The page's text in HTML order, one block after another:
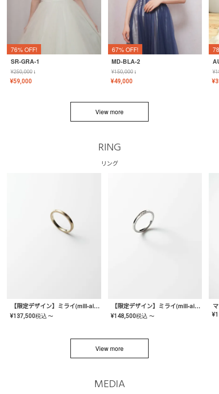
76% OFF!
SR-GRA-1
¥250,000↓
¥59,000
67% OFF!
MD-BLA-2
¥150,000↓
¥49,000
¥
¥
View more
RING
リング
【限定デザイン】ミライ(mill-ai)リング
¥137,500税込 〜
【限定デザイン】ミライ(mill-ai)リング
¥148,500税込 〜 ¥
View more
MEDIA